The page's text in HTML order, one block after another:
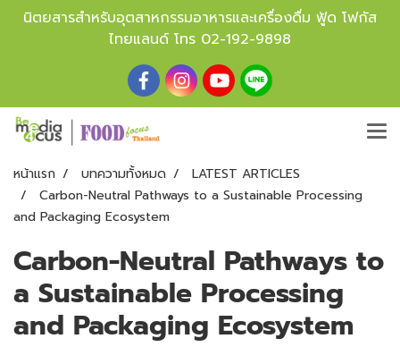
นิตยสารสำหรับอุตสาหกรรมอาหารและเครื่องดื่ม ฟู้ด โฟกัส
ไทยแลนด์ โทร 02-192-9898
หน้าแรก บทความทั้งหมด
LATEST ARTICLES
Carbon-Neutral Pathways to a Sustainable Processing
and Packaging Ecosystem
Carbon-Neutral Pathways to
a Sustainable Processing
and Packaging Ecosystem